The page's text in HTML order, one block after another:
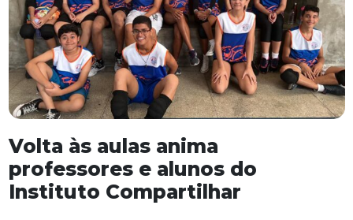
Volta às aulas anima
professores e alunos do
Instituto Compartilhar